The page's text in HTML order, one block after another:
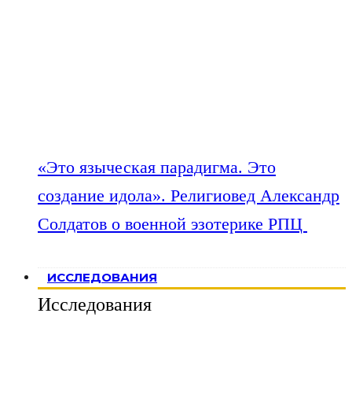
«Это языческая парадигма. Это
создание идола». Религиовед Александр
Солдатов о военной эзотерике РПЦ
ИССЛЕДОВАНИЯ
Исследования